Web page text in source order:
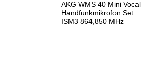
AKG WMS 40 Mini Vocal
Handfunkmikrofon Set
ISM3 864,850 MHz